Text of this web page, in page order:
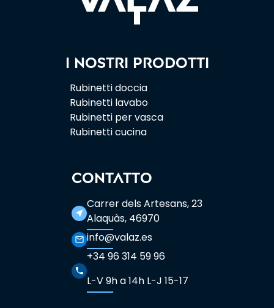
I nostri prodotti
Rubinetti doccia
Rubinetti lavabo
Rubinetti per vasca
Rubinetti cucina
CONTATTO
near_me
Carrer dels Artesans, 23
Alaquàs, 46970
mail_outline info@valaz.es
phone
+34 96 314 59 96
L-V 9h a 14h L-J 15-17